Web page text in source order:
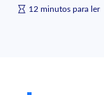
12 minutos para ler